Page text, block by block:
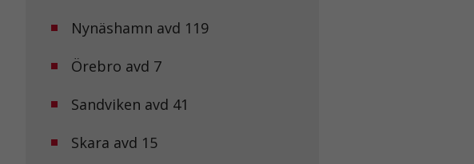
Nynäshamn avd 119
Örebro avd 7
Sandviken avd 41
Skara avd 15